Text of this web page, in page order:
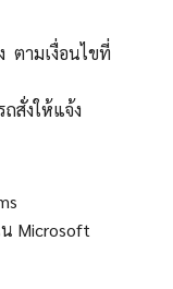
ตามเงื่อนไขที่
สั่งให้แจ้ง
Microsoft